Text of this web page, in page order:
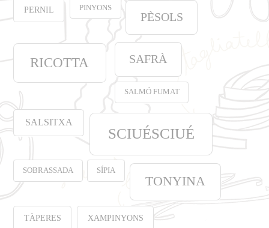
PERNIL PINYONS
PÈSOLS
RICOTTA SAFRÀ
SALMÓ FUMAT
SALSITXA
SCIUÉSCIUÉ
SOBRASSADA SÍPIA
TONYINA
TÀPERES XAMPINYONS